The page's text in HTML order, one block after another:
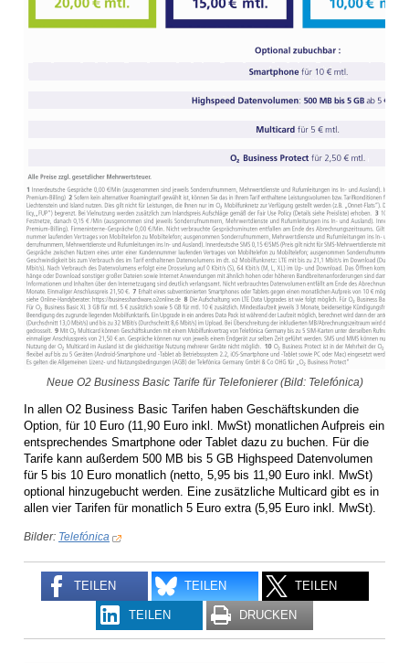
Neue O2 Business Basic Tarife für Telefonierer (Bild: Telefónica)
In allen O2 Business Basic Tarifen haben Geschäftskunden die
Option, für 10 Euro (11,90 Euro inkl. MwSt) monatlichen Aufpreis ein
entsprechendes Smartphone oder Tablet dazu zu buchen. Für die
Tarife kann außerdem 500 MB bis 5 GB Highspeed Datenvolumen
für 5 bis 10 Euro monatlich (netto, 5,95 bis 11,90 Euro inkl. MwSt)
optional hinzugebucht werden. Eine zusätzliche Multicard gibt es in
allen vier Tarifen für monatlich 5 Euro extra (5,95 Euro inkl. MwSt).
Bilder: Telefónica
TEILEN TEILEN TEILEN
TEILEN DRUCKEN